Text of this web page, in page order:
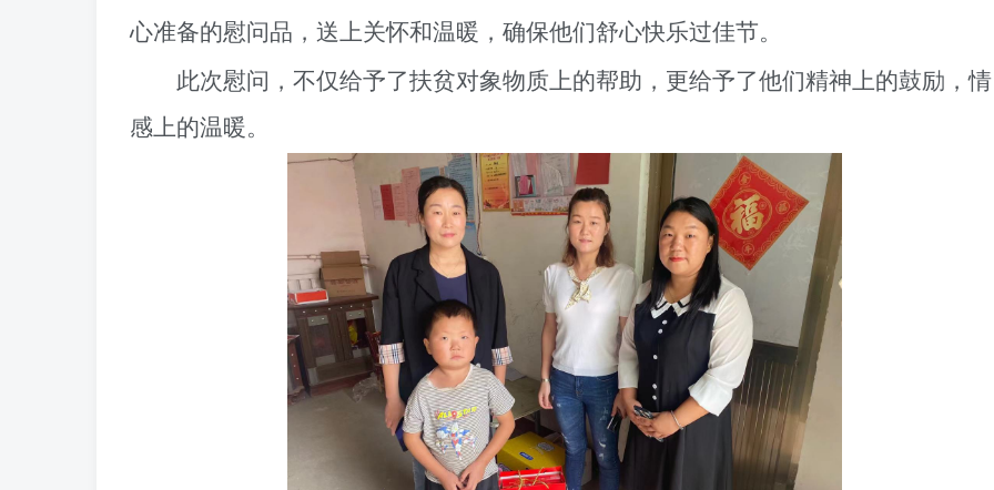
心准备的慰问品，送上关怀和温暖，确保他们舒心快乐过佳节。
此次慰问，不仅给予了扶贫对象物质上的帮助，更给予了他们精神上的鼓励，情
感上的温暖。